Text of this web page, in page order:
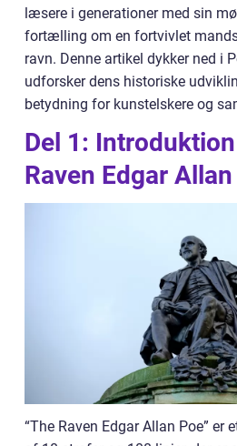
læsere i generationer med sin
fortælling om en fortvivlet
ravn. Denne artikel dykker ned i
udforsker dens historiske
betydning for kunstelskere og
Del 1:
Raven Edgar Allan
“The Raven Edgar Allan Poe” er